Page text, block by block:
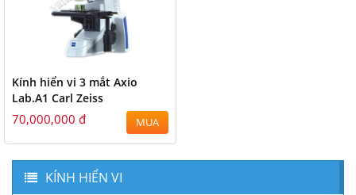
Kính hiển vi 3 mắt Axio
Lab.A1 Carl Zeiss
70,000,000 đ MUA
KÍNH HIỂN VI